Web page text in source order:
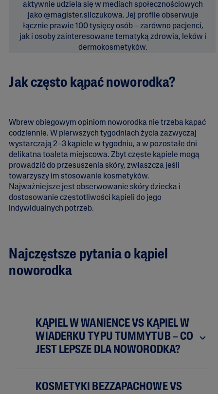
aktywnie udziela się w mediach społecznościowych
jako @magister.silczukowa. Jej profile obserwuje
łącznie prawie 100 tysięcy osób – zarówno pacjenci,
jak i osoby zainteresowane tematyką zdrowia, leków i
dermokosmetyków.
Jak często kąpać noworodka?
Wbrew obiegowym opiniom noworodka nie trzeba kąpać
codziennie. W pierwszych tygodniach życia zazwyczaj
wystarczają 2–3 kąpiele w tygodniu, a w pozostałe dni
delikatna toaleta miejscowa. Zbyt częste kąpiele mogą
prowadzić do przesuszenia skóry, zwłaszcza jeśli
towarzyszy im stosowanie kosmetyków.
Najważniejsze jest obserwowanie skóry dziecka i
dostosowanie częstotliwości kąpieli do jego
indywidualnych potrzeb.
Najczęstsze pytania o kąpiel
noworodka
KĄPIEL W WANIENCE VS KĄPIEL W
WIADERKU TYPU TUMMYTUB – CO
JEST LEPSZE DLA NOWORODKA?
KOSMETYKI BEZZAPACHOWE VS